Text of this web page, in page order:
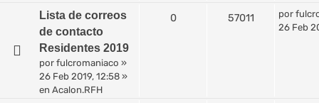
Lista de correos
de contacto
Residentes 2019
por fulcromaniaco »
26 Feb 2019, 12:58 »
en Acalon.RFH
0 57011 por
26 Feb